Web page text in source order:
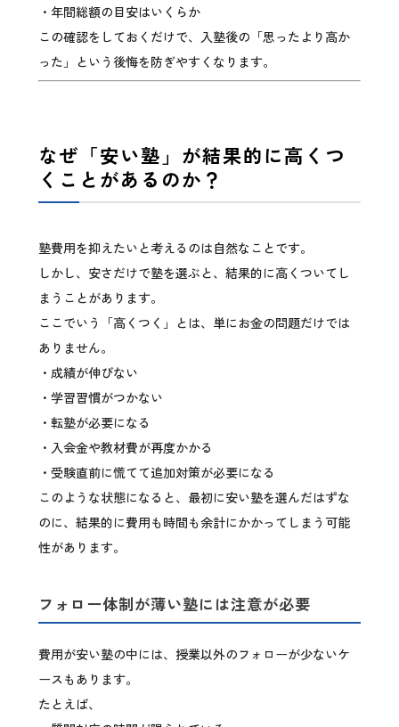
・年間総額の目安はいくらか
この確認をしておくだけで、入塾後の「思ったより高か
った」という後悔を防ぎやすくなります。
なぜ「安い塾」が結果的に高くつ
くことがあるのか？
塾費用を抑えたいと考えるのは自然なことです。
しかし、安さだけで塾を選ぶと、結果的に高くついてし
まうことがあります。
ここでいう「高くつく」とは、単にお金の問題だけでは
ありません。
・成績が伸びない
・学習習慣がつかない
・転塾が必要になる
・入会金や教材費が再度かかる
・受験直前に慌てて追加対策が必要になる
このような状態になると、最初に安い塾を選んだはずな
のに、結果的に費用も時間も余計にかかってしまう可能
性があります。
フォロー体制が薄い塾には注意が必要
費用が安い塾の中には、授業以外のフォローが少ないケ
ースもあります。
たとえば、